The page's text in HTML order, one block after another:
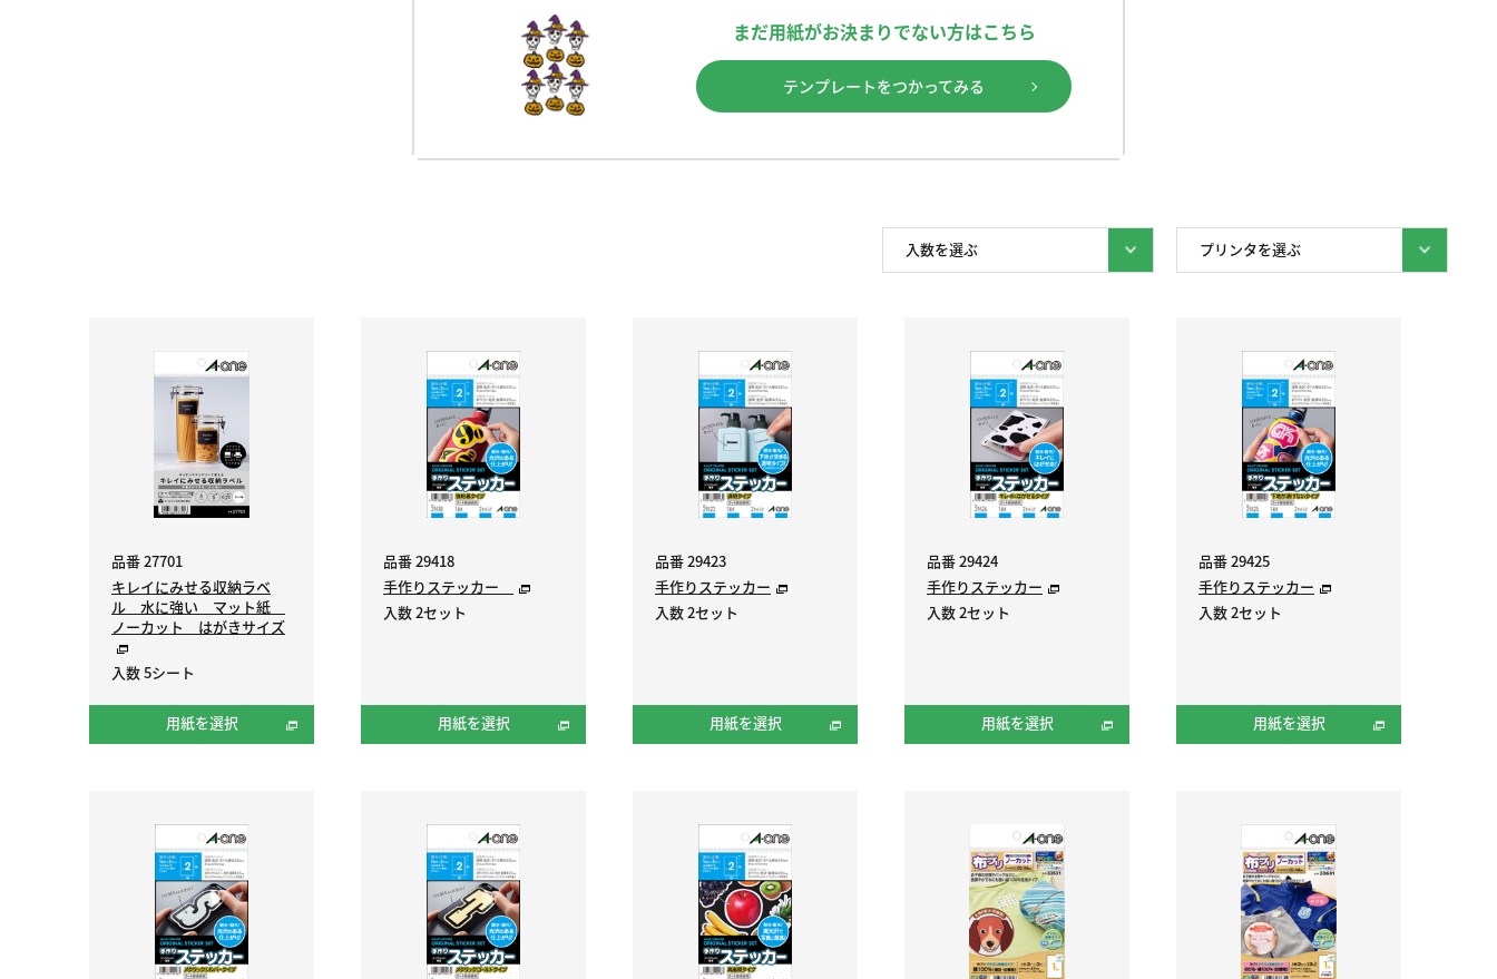
まだ用紙がお決まりでない方はこちら
テンプレートをつかってみる
品番 27701
キレイにみせる収納ラベ
ル 水に強い マット紙
ノーカット はがきサイズ
入数 5シート
用紙を選択
品番 29418
手作りステッカー
入数 2セット
用紙を選択
品番 29423
手作りステッカー
入数 2セット
用紙を選択
品番 29424
手作りステッカー
入数 2セット
用紙を選択
品番 29425
手作りステッカー
入数 2セット
用紙を選択